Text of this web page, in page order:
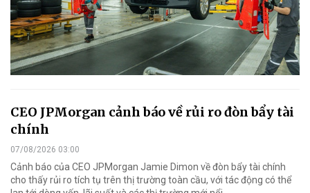
CEO JPMorgan cảnh báo về rủi ro đòn bẩy tài
chính
07/08/2026 03:00
Cảnh báo của CEO JPMorgan Jamie Dimon về đòn bẩy tài chính
cho thấy rủi ro tích tụ trên thị trường toàn cầu, với tác động có thể